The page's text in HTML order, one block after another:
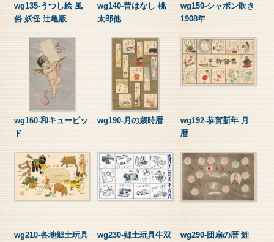
wg135-うつし絵 風
俗 妖怪 辻亀版
wg140-昔はなし 桃
太郎他
wg150-シャボン吹き
1908年
wg160-和キューピッ
ド
wg190-月の歳時暦
wg192-恭賀新年 月
暦
wg210-各地郷土玩具
wg230-郷土玩具牛双
wg290-団扇の暦 鯉